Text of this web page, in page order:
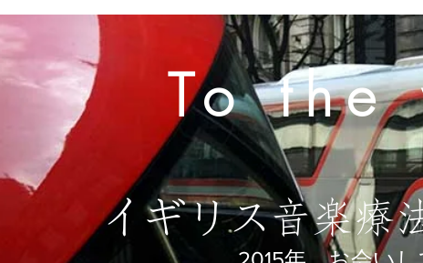
To the
イギリス音楽療